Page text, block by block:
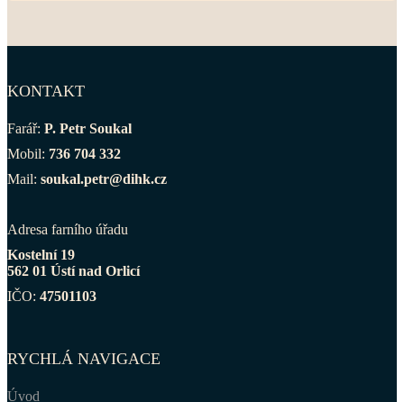
KONTAKT
Farář: P. Petr Soukal
Mobil: 736 704 332
Mail: soukal.petr@dihk.cz
Adresa farního úřadu
Kostelní 19
562 01 Ústí nad Orlicí
IČO: 47501103
RYCHLÁ NAVIGACE
Úvod